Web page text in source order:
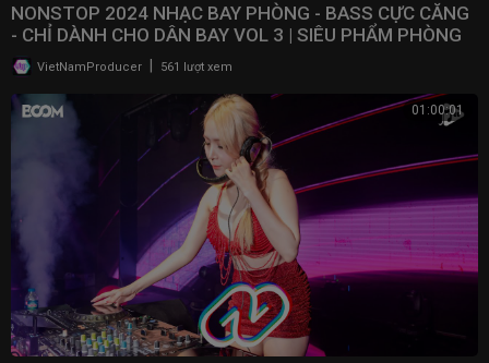
NONSTOP 2024 NHẠC BAY PHÒNG - BASS CỰC CĂNG
- CHỈ DÀNH CHO DÂN BAY VOL 3 | SIÊU PHẨM PHÒNG
BAY 2024
VietNamProducer 561 lượt xem
01:00:01